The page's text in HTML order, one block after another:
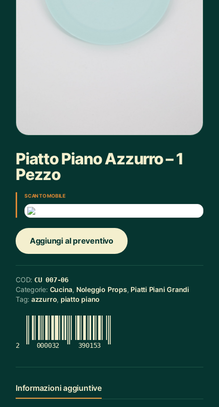
Piatto Piano Azzurro – 1
Pezzo
SCAN TO MOBILE
Aggiungi al preventivo
COD: CU 007-06
Categorie: Cucina, Noleggio Props, Piatti Piani Grandi
Tag: azzurro, piatto piano
2 000032 390153
Informazioni aggiuntive